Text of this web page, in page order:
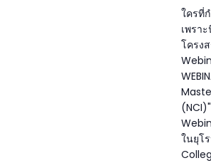
ใครที่
เพรา
โครง
ในยุโ